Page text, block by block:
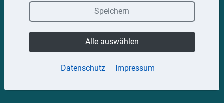
Datenschutz Impressum
Speichern
Alle auswählen